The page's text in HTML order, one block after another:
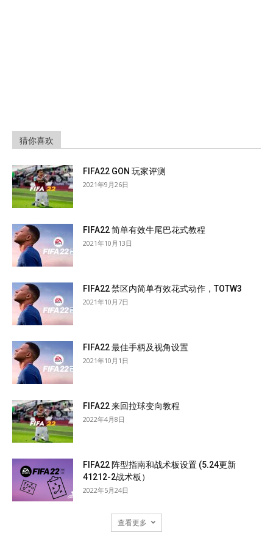
猜你喜欢
FIFA22 GON 玩家评测
2021年9月26日
FIFA22 简单有效牛尾巴花式教程
2021年10月13日
FIFA22 禁区内简单有效花式动作，TOTW3
2021年10月7日
FIFA22 最佳手柄及视角设置
2021年10月1日
FIFA22 来回拉球变向教程
2022年4月8日
FIFA22 阵型指南和战术板设置 (5.24更新
41212-2战术板）
2022年5月24日
查看更多